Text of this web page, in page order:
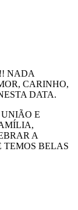
NADA
CARINHO,
DATA.
E
A
TEMOS BELAS